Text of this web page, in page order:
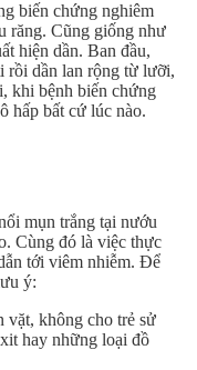
biến chứng nghiêm
răng. Cũng giống như
hiện dần. Ban đầu,
rồi dần lan rộng từ lưỡi,
khi bệnh biến chứng
hấp bất cứ lúc nào.
mụn trắng tại nướu
Cùng đó là việc thực
tới viêm nhiễm. Để
ý:
vặt, không cho trẻ sử
hay những loại đồ